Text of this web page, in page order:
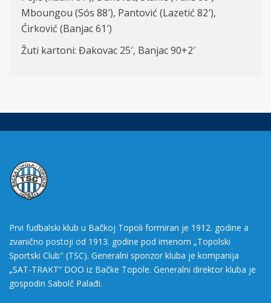
Mboungou (Sós 88′), Pantović (Lazetić 82′),
Ćirković (Banjac 61′)
Žuti kartoni: Đakovac 25′, Banjac 90+2′
Prvi fudbalski klub u Bačkoj Topoli formiran je 1912. godine a
zvanično postoji od 1913. godine pod imenom „Topolski
Sportski Club" (TSC). Generalni sponzor kluba je kompanija
„SAT-TRAKT” DOO iz Bačke Topole. Generalni direktor kluba je
gospodin Sabolč Palađi.